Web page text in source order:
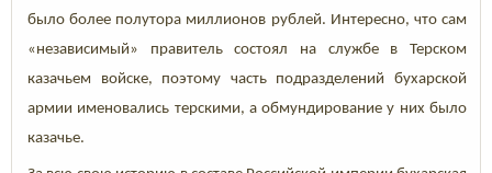
было более полутора миллионов рублей. Интересно, что сам
«независимый» правитель состоял на службе в Терском
казачьем войске, поэтому часть подразделений бухарской
армии именовались терскими, а обмундирование у них было
казачье.